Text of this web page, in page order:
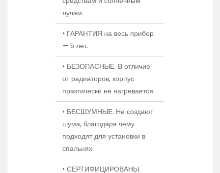
лучам.
• ГАРАНТИЯ на весь прибор
— 5 лет.
• БЕЗОПАСНЫЕ. В отличие
от радиаторов, корпус
практически не нагревается.
• БЕСШУМНЫЕ. Не создают
шума, благодаря чему
подходят для установки в
спальнях.
• СЕРТИФИЦИРОВАНЫ.